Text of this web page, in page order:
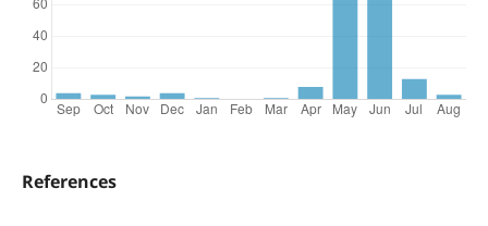
References